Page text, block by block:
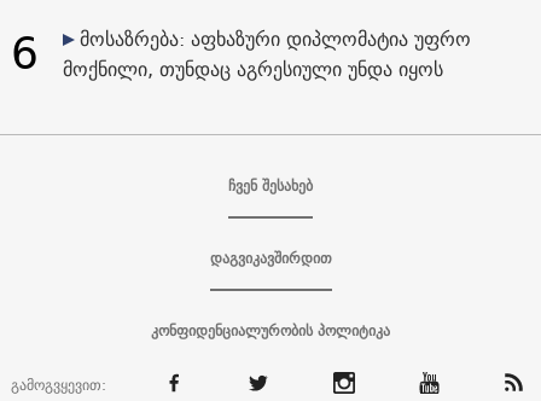
6
მოსაზრება: აფხაზური დიპლომატია უფრო
მოქნილი, თუნდაც აგრესიული უნდა იყოს
ჩვენ შესახებ
დაგვიკავშირდით
კონფიდენციალურობის პოლიტიკა
გამოგვყევით: